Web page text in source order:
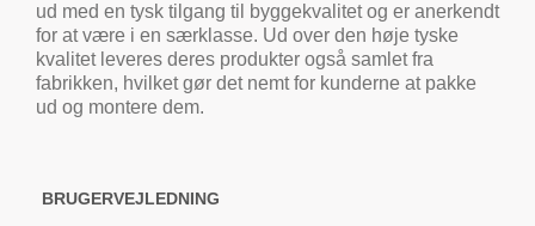
ud med en tysk tilgang til byggekvalitet og er anerkendt
for at være i en særklasse. Ud over den høje tyske
kvalitet leveres deres produkter også samlet fra
fabrikken, hvilket gør det nemt for kunderne at pakke
ud og montere dem.
BRUGERVEJLEDNING